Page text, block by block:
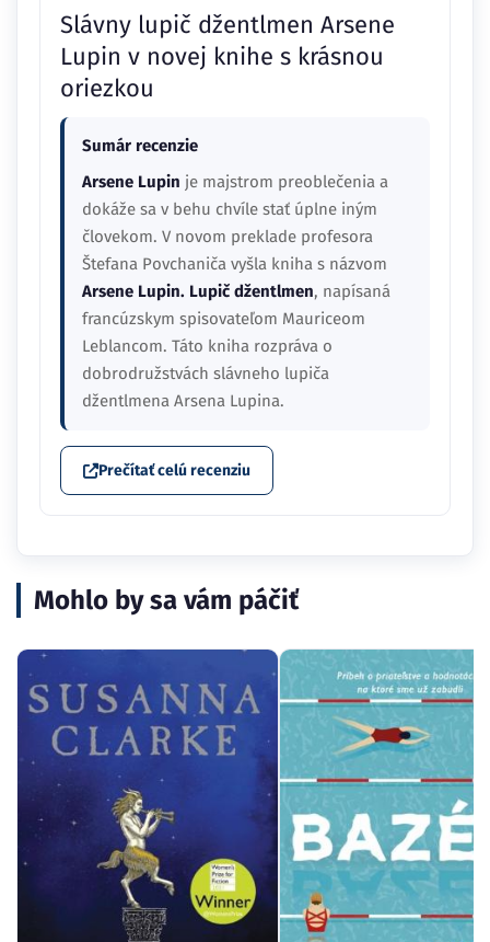
Slávny lupič džentlmen Arsene
Lupin v novej knihe s krásnou
oriezkou
Sumár recenzie
Arsene Lupin je majstrom preoblečenia a
dokáže sa v behu chvíle stať úplne iným
človekom. V novom preklade profesora
Štefana Povchaniča vyšla kniha s názvom
Arsene Lupin. Lupič džentlmen, napísaná
francúzskym spisovateľom Mauriceom
Leblancom. Táto kniha rozpráva o
dobrodružstvách slávneho lupiča
džentlmena Arsena Lupina.
Prečítať celú recenziu
Mohlo by sa vám páčiť